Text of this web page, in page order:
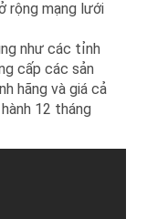
rộng mạng lưới
như các tỉnh
cấp các sản
hãng và giá cả
12 tháng